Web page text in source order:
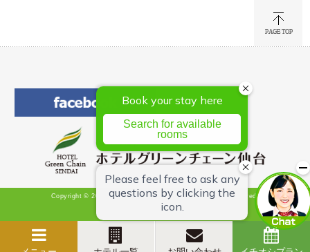
Copyright © 2026 Hotel Green Chain Sendai All Rights Reserved.